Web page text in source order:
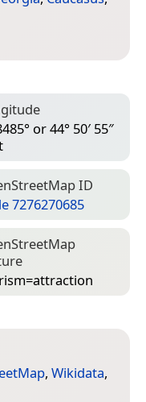
or 44° 50′ 55″
ID
7276270685
, Wikidata,